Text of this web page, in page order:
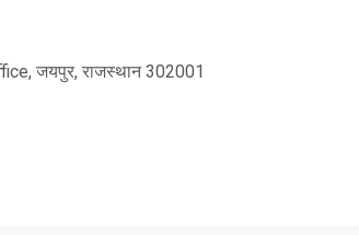
जयपुर, राजस्थान 302001